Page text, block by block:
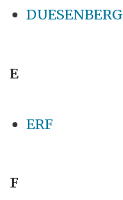
DUESENBERG
E
ERF
F